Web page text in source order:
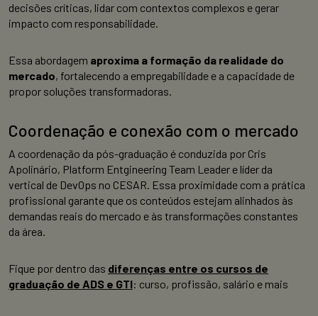
decisões críticas, lidar com contextos complexos e gerar
impacto com responsabilidade.
Essa abordagem aproxima a formação da realidade do
mercado, fortalecendo a empregabilidade e a capacidade de
propor soluções transformadoras.
Coordenação e conexão com o mercado
A coordenação da pós-graduação é conduzida por Cris
Apolinário, Platform Entgineering Team Leader e líder da
vertical de DevOps no CESAR. Essa proximidade com a prática
profissional garante que os conteúdos estejam alinhados às
demandas reais do mercado e às transformações constantes
da área.
Fique por dentro das diferenças entre os cursos de
graduação de ADS e GTI: curso, profissão, salário e mais